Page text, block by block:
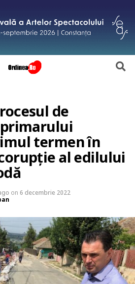
de
termen în
al edilului
on 6 decembrie 2022